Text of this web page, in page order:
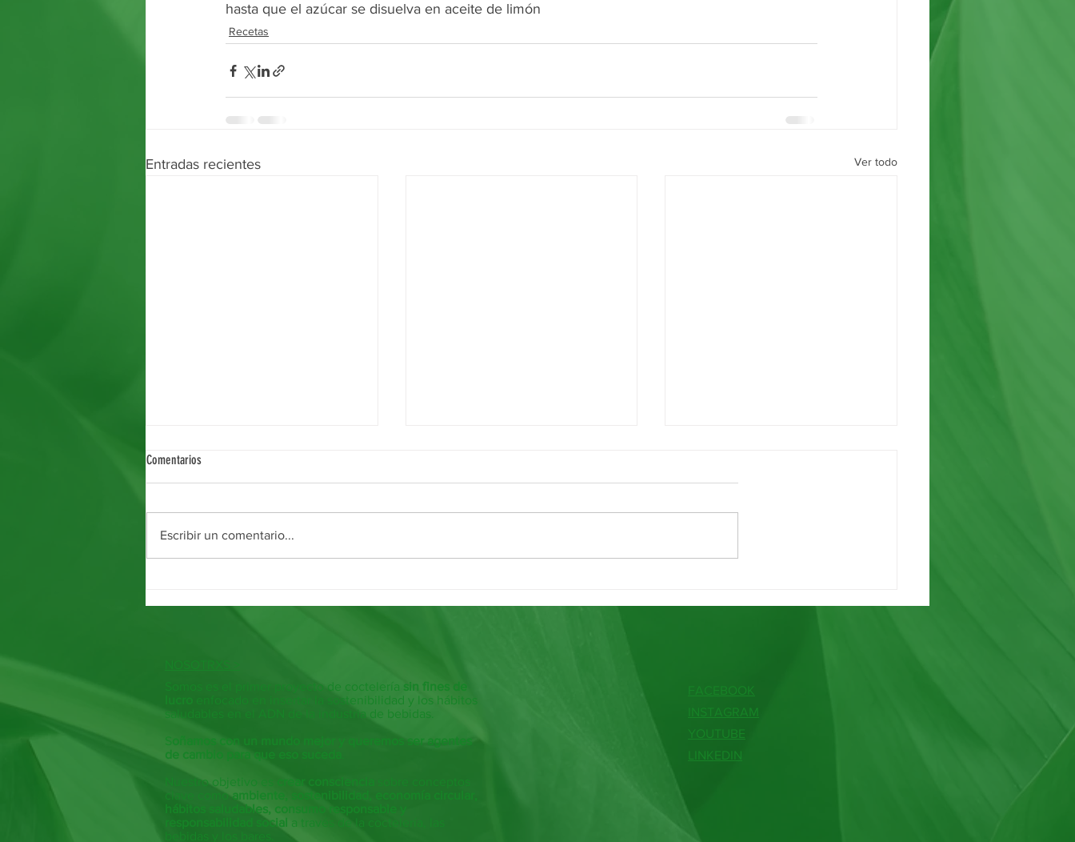
hasta que el azúcar se disuelva en aceite de limón
Recetas
Entradas recientes Ver todo
Cordial de Lima 🍋
Kefir 🍄
Almíbar de Café Reutilizado ☕
Comentarios
Escribir un comentario...
Somos es el primer proyecto de coctelería sin fines de
enfocado en insertar la sostenibilidad y los hábitos
saludables en el ADN de la industria de bebidas.
Soñamos con un mundo mejor y queremos ser agentes
de cambio para que eso suceda
Nuestro objetivo es
clave comoambiente, sostenibilidad, economía circular,
hábitos saludables, consumo responsable y
responsabilidad social a través de la coctelería, las
FACEBOOK
INSTAGRAM
YOUTUBE
LINKEDIN